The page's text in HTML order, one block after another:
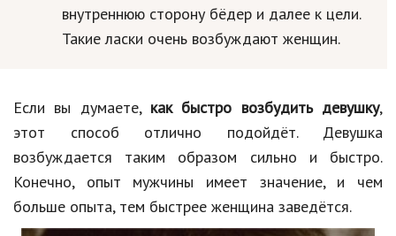
внутреннюю сторону бёдер и далее к цели.
Такие ласки очень возбуждают женщин.
Если вы думаете, как быстро возбудить девушку,
этот способ отлично подойдёт. Девушка
возбуждается таким образом сильно и быстро.
Конечно, опыт мужчины имеет значение, и чем
больше опыта, тем быстрее женщина заведётся.